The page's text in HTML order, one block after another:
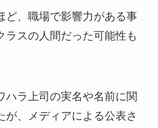
、職場で影響力がある事
ラスの人間だった可能性も
ハラ上司の実名や名前に関
が、メディアによる公表さ